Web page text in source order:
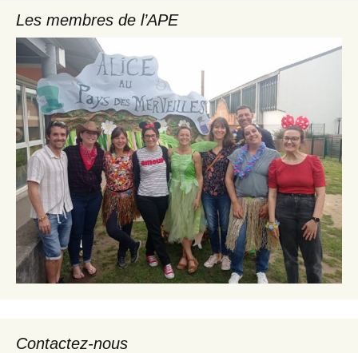
Les membres de l’APE
Contactez-nous